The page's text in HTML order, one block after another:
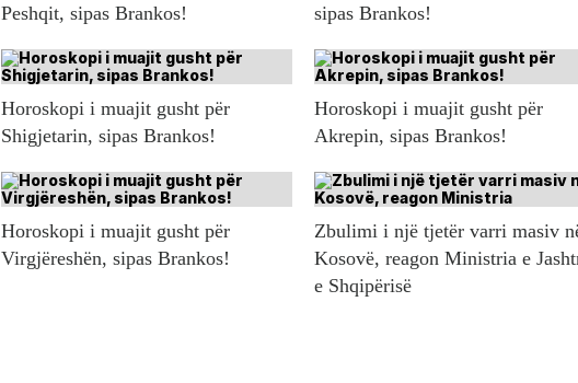
Peshqit, sipas Brankos!
sipas Brankos!
Horoskopi i muajit gusht për
Shigjetarin, sipas Brankos!
Horoskopi i muajit gusht për
Akrepin, sipas Brankos!
Horoskopi i muajit gusht për
Virgjëreshën, sipas Brankos!
Zbulimi i një tjetër varri masiv
Kosovë, reagon Ministria e
e Shqipërisë